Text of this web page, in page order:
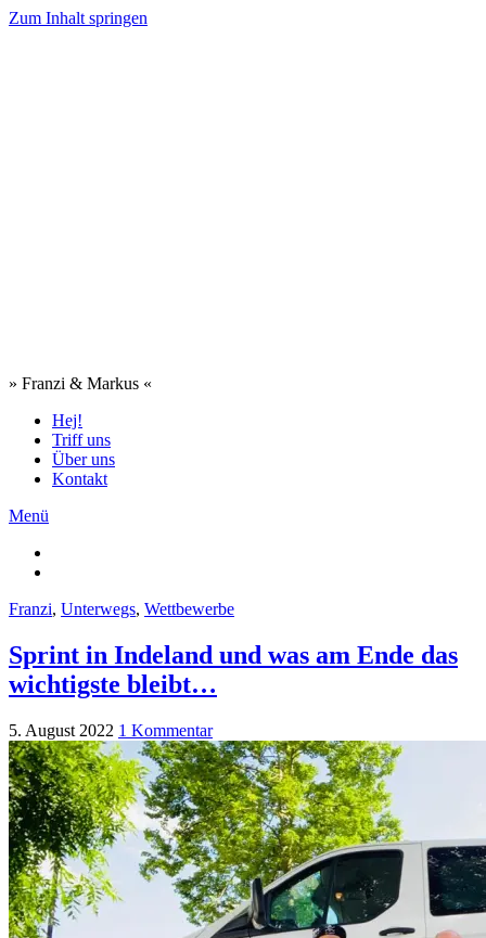
Zum Inhalt springen
» Franzi & Markus «
Hej!
Triff uns
Über uns
Kontakt
Menü
Franzi, Unterwegs, Wettbewerbe
Sprint in Indeland und was am Ende das
wichtigste bleibt…
5. August 2022 1 Kommentar